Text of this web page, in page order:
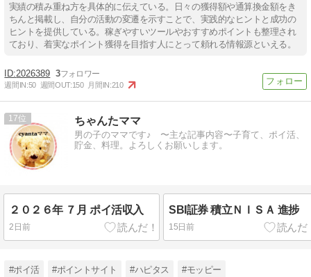
実績の積み重ね方を具体的に伝えている。日々の獲得額や通算換金額をき
ちんと掲載し、自分の活動の変遷を示すことで、実践的なヒントと成功の
ヒントを提供している。稼ぎやすいツールやおすすめポイントも整理され
ており、着実なポイント獲得を目指す人にとって頼れる情報源といえる。
2026389 3
週間IN:50 週間OUT:150 月間IN:210
17 ちゃんたママ
男の子のママです♪ 〜主な記事内容〜子育て、ポイ活、
貯金、料理。よろしくお願いします。
２０２６年 ７月 ポイ活収入
2日前
SBI証券 積立ＮＩＳＡ 進捗
15日前
#ポイ活 #ポイントサイト #ハピタス #モッピー